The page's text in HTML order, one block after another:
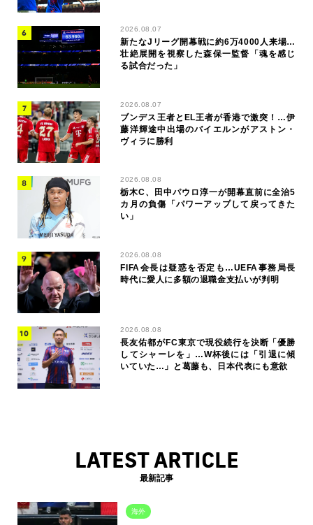
2026.08.07
新たなJリーグ開幕戦に約6万4000人来場…
壮絶展開を視察した森保一監督「魂を感じ
る試合だった」
2026.08.07
ブンデス王者とEL王者が香港で激突！…伊
藤洋輝途中出場のバイエルンがアストン・
ヴィラに勝利
2026.08.08
栃木C、田中パウロ淳一が開幕直前に全治5
カ月の負傷「パワーアップして戻ってきた
い」
2026.08.08
FIFA会長は疑惑を否定も…UEFA事務局長
時代に愛人に多額の退職金支払いが判明
2026.08.08
長友佑都がFC東京で現役続行を決断「優勝
してシャーレを」…W杯後には「引退に傾
いていた…」と葛藤も、日本代表にも意欲
LATEST ARTICLE
最新記事
海外